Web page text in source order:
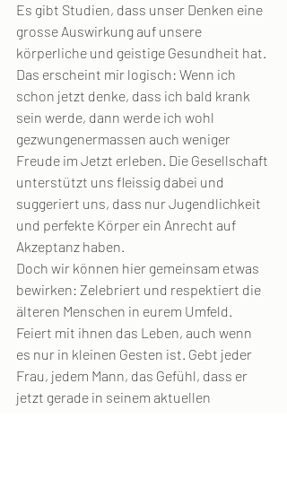
Es gibt Studien, dass unser Denken eine
grosse Auswirkung auf unsere
körperliche und geistige Gesundheit hat.
Das erscheint mir logisch: Wenn ich
schon jetzt denke, dass ich bald krank
sein werde, dann werde ich wohl
gezwungenermassen auch weniger
Freude im Jetzt erleben. Die Gesellschaft
unterstützt uns fleissig dabei und
suggeriert uns, dass nur Jugendlichkeit
und perfekte Körper ein Anrecht auf
Akzeptanz haben.
Doch wir können hier gemeinsam etwas
bewirken: Zelebriert und respektiert die
älteren Menschen in eurem Umfeld.
Feiert mit ihnen das Leben, auch wenn
es nur in kleinen Gesten ist. Gebt jeder
Frau, jedem Mann, das Gefühl, dass er
jetzt gerade in seinem aktuellen